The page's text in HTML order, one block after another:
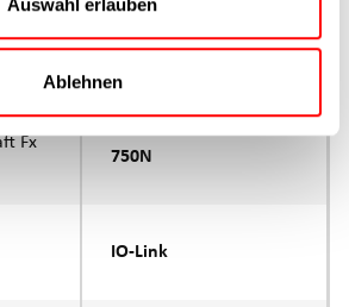
Ablehnen
Fx
Fx
750N
IO-Link